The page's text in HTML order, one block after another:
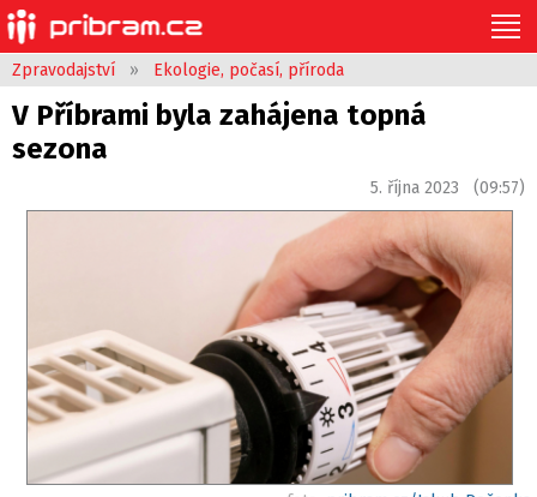
Zpravodajství » Ekologie, počasí, příroda
V Příbrami byla zahájena topná
sezona
5. října 2023 (09:57)